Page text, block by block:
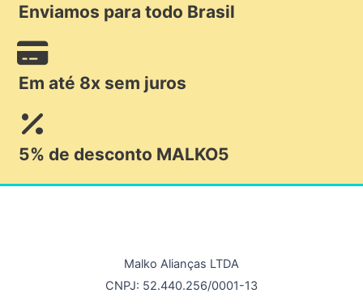
Enviamos para todo Brasil
Em até 8x sem juros
5% de desconto MALKO5
Malko Alianças LTDA
CNPJ: 52.440.256/0001-13